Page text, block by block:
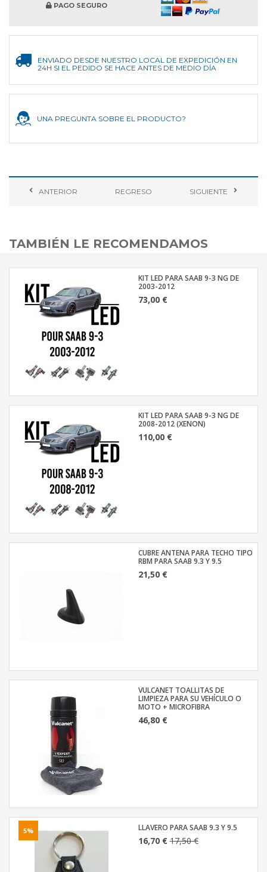
PAGO SEGURO
ENVIADO DESDE NUESTRO LOCAL DE EXPEDICIÓN EN
24H SI EL PEDIDO SE HACE ANTES DE MEDIO DÍA
UNA PREGUNTA SOBRE EL PRODUCTO?
ANTERIOR REGRESO SIGUIENTE
TAMBIÉN LE RECOMENDAMOS
KIT LED PARA SAAB 9-3 NG DE
2003-2012
73,00 €
KIT LED PARA SAAB 9-3 NG DE
2008-2012 (XENON)
110,00 €
CUBRE ANTENA PARA TECHO TIPO
RBM PARA SAAB 9.3 Y 9.5
21,50 €
VULCANET TOALLITAS DE
LIMPIEZA PARA SU VEHÍCULO O
MOTO + MICROFIBRA
46,80 €
5% LLAVERO PARA SAAB 9.3 Y 9.5
16,70 €17,50 €